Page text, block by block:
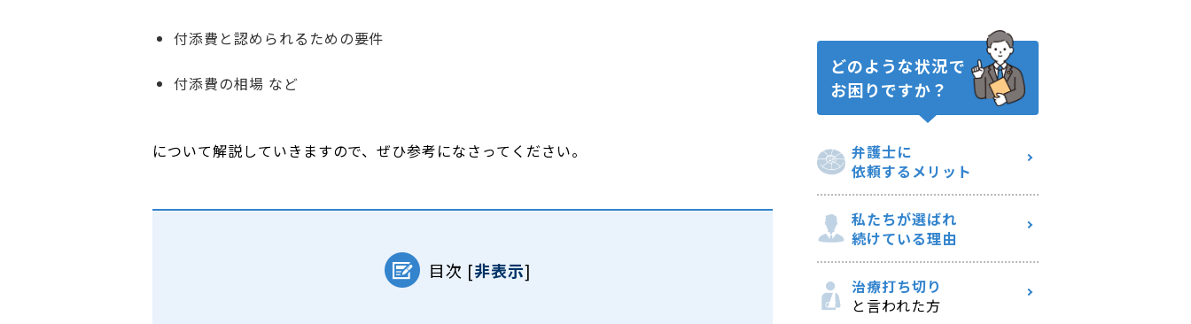
付添費と認められるための要件
付添費の相場 など
について解説していきますので、ぜひ参考になさってください。
目次 [非表示]
どのような状況で
お困りですか？
弁護士に
依頼するメリット
私たちが選ばれ
続けている理由
治療打ち切り
と言われた方